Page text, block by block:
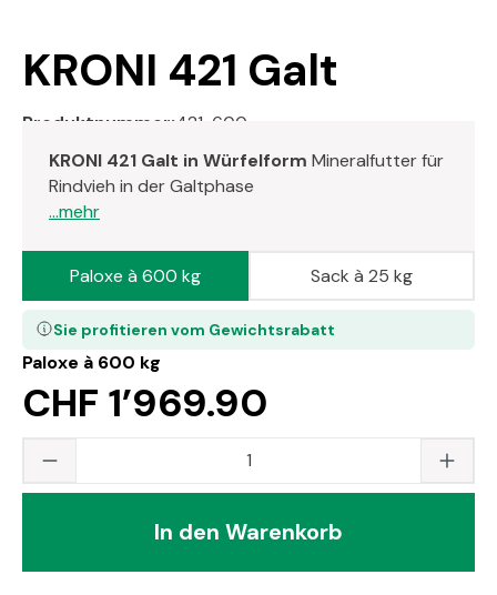
KRONI 421 Galt
Produktnummer: 421-600
KRONI 421 Galt in Würfelform Mineralfutter für
Rindvieh in der Galtphase
...mehr
Paloxe à 600 kg
CHF 1’969.90
Sie profitieren vom Gewichtsrabatt
Paloxe à 600 kg Sack à 25 kg
Produkt Anzahl: Gib den gewünschten
In den Warenkorb